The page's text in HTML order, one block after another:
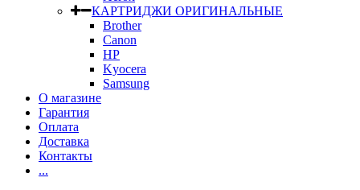
КАРТРИДЖИ ОРИГИНАЛЬНЫЕ
Brother
Canon
HP
Kyocera
Samsung
О магазине
Гарантия
Оплата
Доставка
Контакты
...